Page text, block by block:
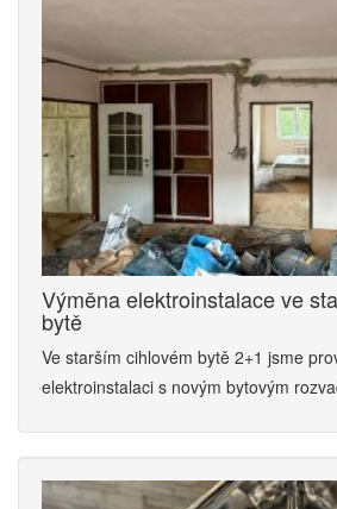
Výměna elektroinstalace ve
bytě
Ve starším cihlovém bytě 2+1 jsme
elektroinstalaci s novým bytovým